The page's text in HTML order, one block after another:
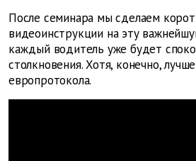
После семинара мы сделаем
видеоинструкции на эту
каждый водитель уже будет
столкновения. Хотя, конечно,
европротокола.